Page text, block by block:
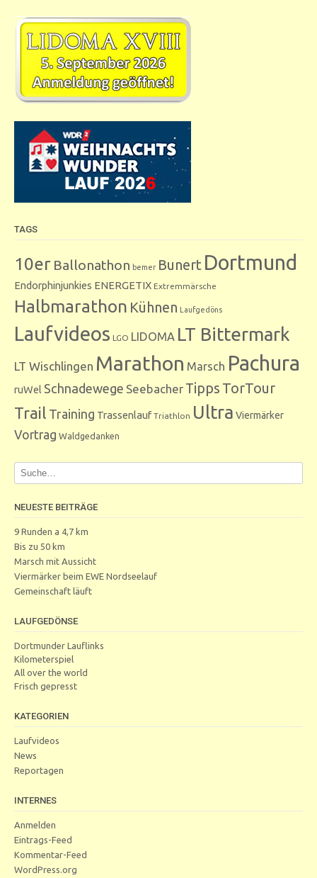
TAGS
10er Ballonathon bemer Bunert Dortmund
Endorphinjunkies ENERGETIX Extremmärsche
Halbmarathon Kühnen Laufgedöns
Laufvideos LGO LIDOMA LT Bittermark
LT Wischlingen Marathon Marsch Pachura
ruWel Schnadewege Seebacher Tipps TorTour
Trail Training Trassenlauf Triathlon Ultra Viermärker
Vortrag Waldgedanken
NEUESTE BEITRÄGE
9 Runden a 4,7 km
Bis zu 50 km
Marsch mit Aussicht
Viermärker beim EWE Nordseelauf
Gemeinschaft läuft
LAUFGEDÖNSE
Dortmunder Lauflinks
Kilometerspiel
All over the world
Frisch gepresst
KATEGORIEN
Laufvideos
News
Reportagen
INTERNES
Anmelden
Eintrags-Feed
Kommentar-Feed
WordPress.org